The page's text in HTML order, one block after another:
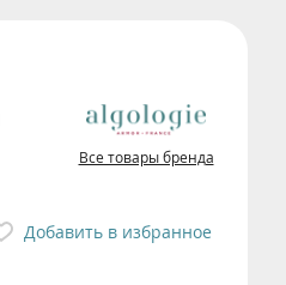
Все товары бренда
Добавить в избранное